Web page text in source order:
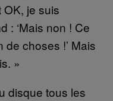
OK, je suis
: ‘Mais non ! Ce
de choses !’ Mais
»
disque tous les